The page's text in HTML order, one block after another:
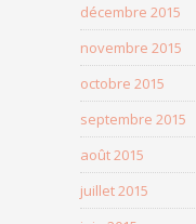
décembre 2015
novembre 2015
octobre 2015
septembre 2015
août 2015
juillet 2015